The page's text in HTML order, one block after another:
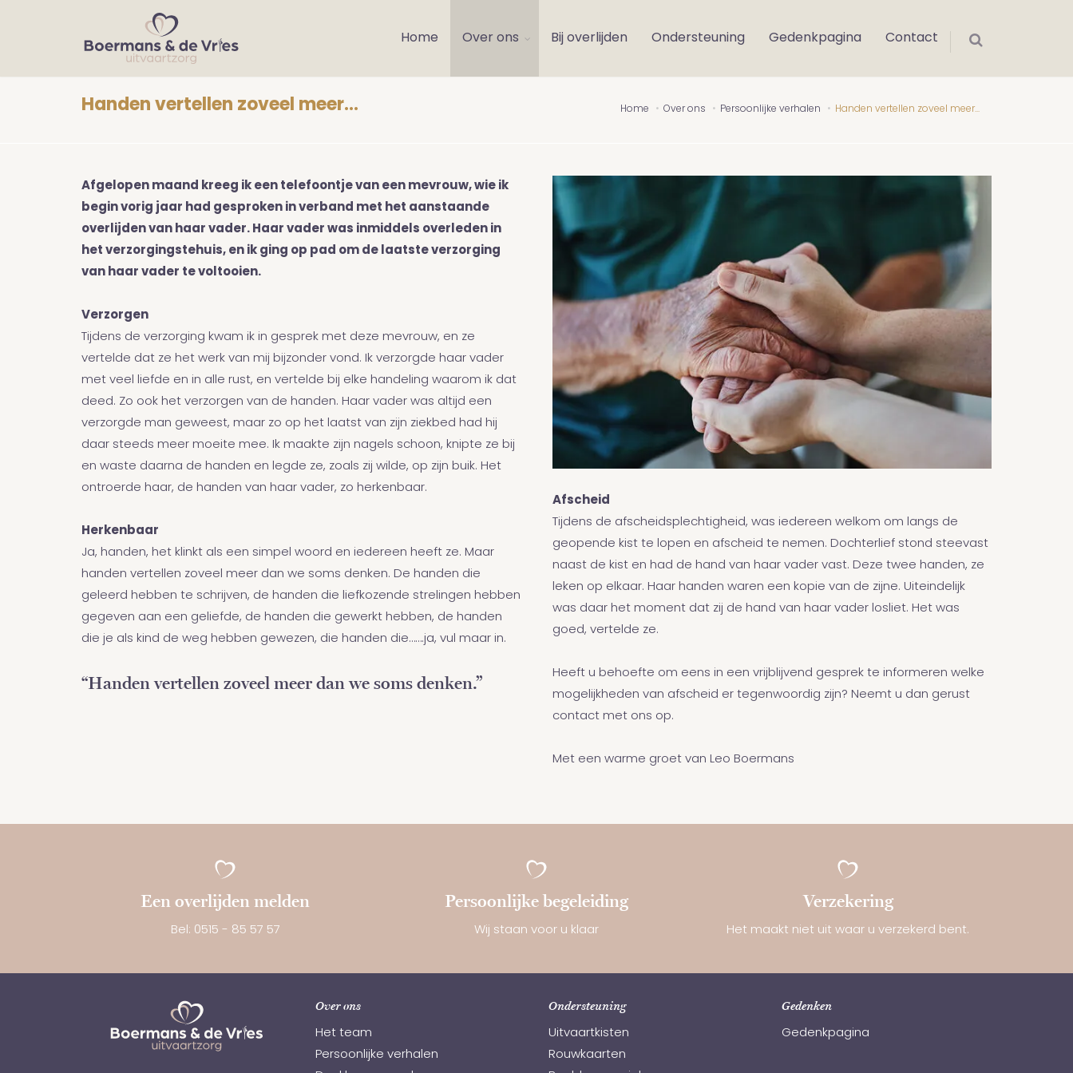
Home Over ons Bij overlijden Ondersteuning Gedenkpagina Contact
Home Over ons Persoonlijke verhalen Handen vertellen zoveel meer...
Handen vertellen zoveel meer...
Afgelopen maand kreeg ik een telefoontje van een mevrouw, wie ik
begin vorig jaar had gesproken in verband met het aanstaande
overlijden van haar vader. Haar vader was inmiddels overleden in
het verzorgingstehuis, en ik ging op pad om de laatste verzorging
van haar vader te voltooien.
Verzorgen
Tijdens de verzorging kwam ik in gesprek met deze mevrouw, en ze
vertelde dat ze het werk van mij bijzonder vond. Ik verzorgde haar vader
met veel liefde en in alle rust, en vertelde bij elke handeling waarom ik dat
deed. Zo ook het verzorgen van de handen. Haar vader was altijd een
verzorgde man geweest, maar zo op het laatst van zijn ziekbed had hij
daar steeds meer moeite mee. Ik maakte zijn nagels schoon, knipte ze bij
en waste daarna de handen en legde ze, zoals zij wilde, op zijn buik. Het
ontroerde haar, de handen van haar vader, zo herkenbaar.
Herkenbaar
Ja, handen, het klinkt als een simpel woord en iedereen heeft ze. Maar
handen vertellen zoveel meer dan we soms denken. De handen die
geleerd hebben te schrijven, de handen die liefkozende strelingen hebben
gegeven aan een geliefde, de handen die gewerkt hebben, de handen
die je als kind de weg hebben gewezen, die handen die…….ja, vul maar in.
“Handen vertellen zoveel meer dan we soms denken.”
Afscheid
Tijdens de afscheidsplechtigheid, was iedereen welkom om langs de
geopende kist te lopen en afscheid te nemen. Dochterlief stond steevast
naast de kist en had de hand van haar vader vast. Deze twee handen, ze
leken op elkaar. Haar handen waren een kopie van de zijne. Uiteindelijk
was daar het moment dat zij de hand van haar vader losliet. Het was
goed, vertelde ze.
Heeft u behoefte om eens in een vrijblijvend gesprek te informeren welke
mogelijkheden van afscheid er tegenwoordig zijn? Neemt u dan gerust
contact met ons op.
Met een warme groet van Leo Boermans
Een overlijden melden
Bel: 0515 - 85 57 57
Persoonlijke begeleiding
Wij staan voor u klaar
Verzekering
Het maakt niet uit waar u verzekerd bent.
Over ons
Het team
Persoonlijke verhalen
Ondersteuning
Uitvaartkisten
Rouwkaarten
Gedenken
Gedenkpagina